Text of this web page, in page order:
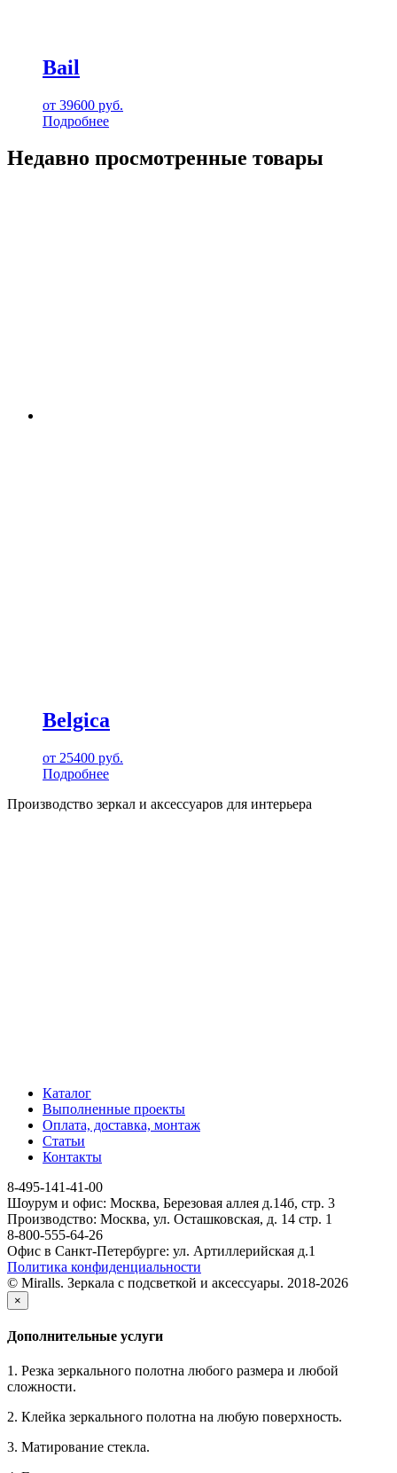
Bail
от 39600 руб.
Подробнее
Недавно просмотренные товары
Belgica
от 25400 руб.
Подробнее
Производство зеркал и аксессуаров для интерьера
Каталог
Выполненные проекты
Оплата, доставка, монтаж
Статьи
Контакты
8-495-141-41-00
Шоурум и офис: Москва, Березовая аллея д.14б, стр. 3
Производство: Москва, ул. Осташковская, д. 14 стр. 1
8-800-555-64-26
Офис в Санкт-Петербурге: ул. Артиллерийская д.1
Политика конфиденциальности
© Miralls. Зеркала с подсветкой и аксессуары. 2018-2026
×
Дополнительные услуги
1. Резка зеркального полотна любого размера и любой
сложности.
2. Клейка зеркального полотна на любую поверхность.
3. Матирование стекла.